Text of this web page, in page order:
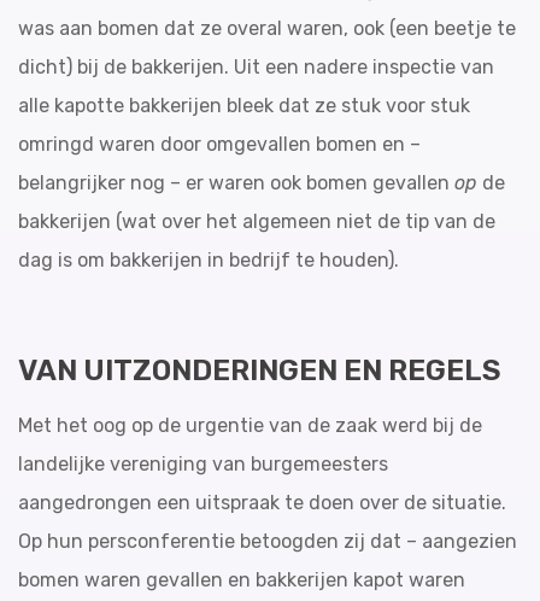
was aan bomen dat ze overal waren, ook (een beetje te
dicht) bij de bakkerijen. Uit een nadere inspectie van
alle kapotte bakkerijen bleek dat ze stuk voor stuk
omringd waren door omgevallen bomen en –
belangrijker nog – er waren ook bomen gevallen op de
bakkerijen (wat over het algemeen niet de tip van de
dag is om bakkerijen in bedrijf te houden).
VAN UITZONDERINGEN EN REGELS
Met het oog op de urgentie van de zaak werd bij de
landelijke vereniging van burgemeesters
aangedrongen een uitspraak te doen over de situatie.
Op hun persconferentie betoogden zij dat – aangezien
bomen waren gevallen en bakkerijen kapot waren